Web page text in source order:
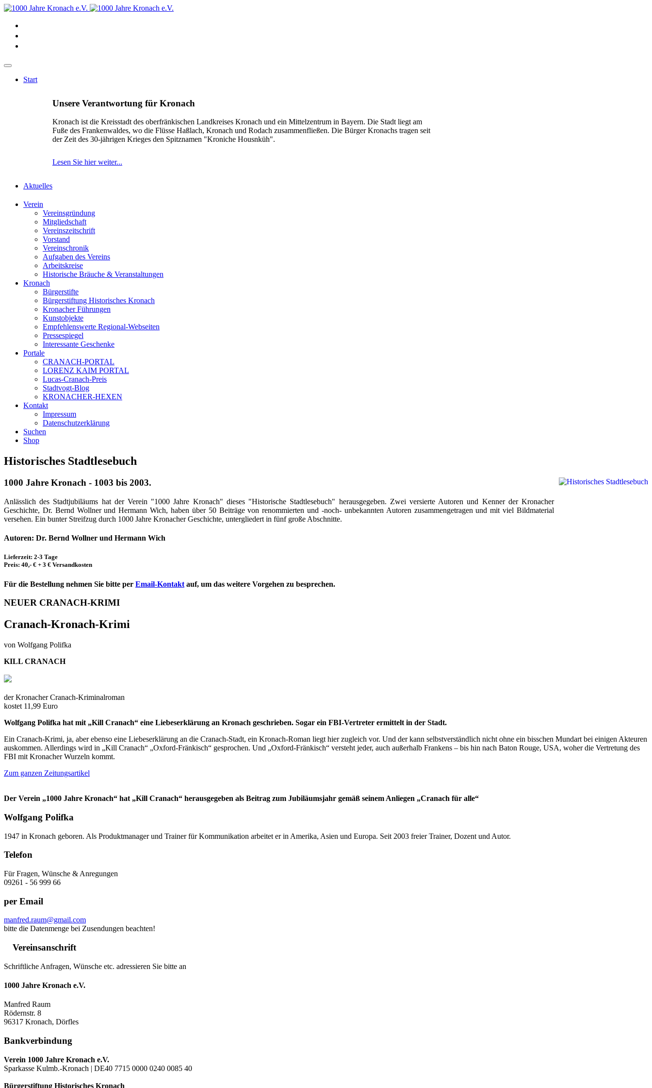
Start
Unsere Verantwortung für Kronach
Kronach ist die Kreisstadt des oberfränkischen Landkreises Kronach und ein Mittelzentrum in Bayern. Die Stadt liegt am
Fuße des Frankenwaldes, wo die Flüsse Haßlach, Kronach und Rodach zusammenfließen. Die Bürger Kronachs tragen seit
der Zeit des 30-jährigen Krieges den Spitznamen "Kroniche Housnküh".
Lesen Sie hier weiter...
Aktuelles
Verein
Vereinsgründung
Mitgliedschaft
Vereinszeitschrift
Vorstand
Vereinschronik
Aufgaben des Vereins
Arbeitskreise
Historische Bräuche & Veranstaltungen
Kronach
Bürgerstifte
Bürgerstiftung Historisches Kronach
Kronacher Führungen
Kunstobjekte
Empfehlenswerte Regional-Webseiten
Pressespiegel
Interessante Geschenke
Portale
CRANACH-PORTAL
LORENZ KAIM PORTAL
Lucas-Cranach-Preis
Stadtvogt-Blog
KRONACHER-HEXEN
Kontakt
Impressum
Datenschutzerklärung
Suchen
Shop
Historisches Stadtlesebuch
1000 Jahre Kronach - 1003 bis 2003.
Anlässlich des Stadtjubiläums hat der Verein "1000 Jahre Kronach" dieses "Historische Stadtlesebuch" herausgegeben. Zwei versierte Autoren und Kenner der Kronacher
Geschichte, Dr. Bernd Wollner und Hermann Wich, haben über 50 Beiträge von renommierten und -noch- unbekannten Autoren zusammengetragen und mit viel Bildmaterial
versehen. Ein bunter Streifzug durch 1000 Jahre Kronacher Geschichte, untergliedert in fünf große Abschnitte.
Autoren: Dr. Bernd Wollner und Hermann Wich
Lieferzeit: 2-3 Tage
Preis: 40,- € + 3 € Versandkosten
Für die Bestellung nehmen Sie bitte per Email-Kontakt auf, um das weitere Vorgehen zu besprechen.
NEUER CRANACH-KRIMI
Cranach-Kronach-Krimi
von Wolfgang Polifka
KILL CRANACH
der Kronacher Cranach-Kriminalroman
kostet 11,99 Euro
Wolfgang Polifka hat mit „Kill Cranach“ eine Liebeserklärung an Kronach geschrieben. Sogar ein FBI-Vertreter ermittelt in der Stadt.
Ein Cranach-Krimi, ja, aber ebenso eine Liebeserklärung an die Cranach-Stadt, ein Kronach-Roman liegt hier zugleich vor. Und der kann selbstverständlich nicht ohne ein bisschen Mundart bei einigen Akteuren
auskommen. Allerdings wird in „Kill Cranach“ „Oxford-Fränkisch“ gesprochen. Und „Oxford-Fränkisch“ versteht jeder, auch außerhalb Frankens – bis hin nach Baton Rouge, USA, woher die Vertretung des
FBI mit Kronacher Wurzeln kommt.
Zum ganzen Zeitungsartikel
Der Verein „1000 Jahre Kronach“ hat „Kill Cranach“ herausgegeben als Beitrag zum Jubiläumsjahr gemäß seinem Anliegen „Cranach für alle“
Wolfgang Polifka
1947 in Kronach geboren. Als Produktmanager und Trainer für Kommunikation arbeitet er in Amerika, Asien und Europa. Seit 2003 freier Trainer, Dozent und Autor.
Telefon
Für Fragen, Wünsche & Anregungen
09261 - 56 999 66
per Email
manfred.raum@gmail.com
bitte die Datenmenge bei Zusendungen beachten!
Vereinsanschrift
Schriftliche Anfragen, Wünsche etc. adressieren Sie bitte an
1000 Jahre Kronach e.V.
Manfred Raum
Rödernstr. 8
96317 Kronach, Dörfles
Bankverbindung
Verein 1000 Jahre Kronach e.V.
Sparkasse Kulmb.-Kronach | DE40 7715 0000 0240 0085 40
Bürgerstiftung Historisches Kronach